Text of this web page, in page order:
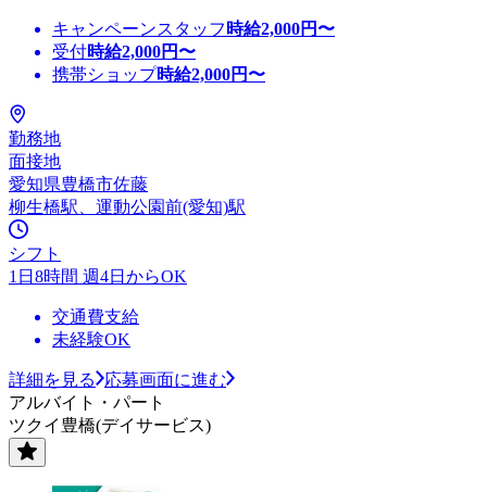
キャンペーンスタッフ 時給2,000円〜
受付時給2,000円〜
携帯ショップ時給2,000円〜
勤務地
面接地
愛知県豊橋市佐藤
柳生橋駅、運動公園前(愛知)駅
シフト
1日8時間 週4日からOK
交通費支給
未経験OK
詳細を見る
応募画面に進む
アルバイト・パート
ツクイ豊橋(デイサービス)